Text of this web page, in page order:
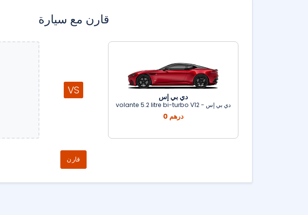
قارن مع سيارة
دي بي إس
دي بي إس - volante 5.2 litre bi-turbo V12
0 درهم
VS
قارن